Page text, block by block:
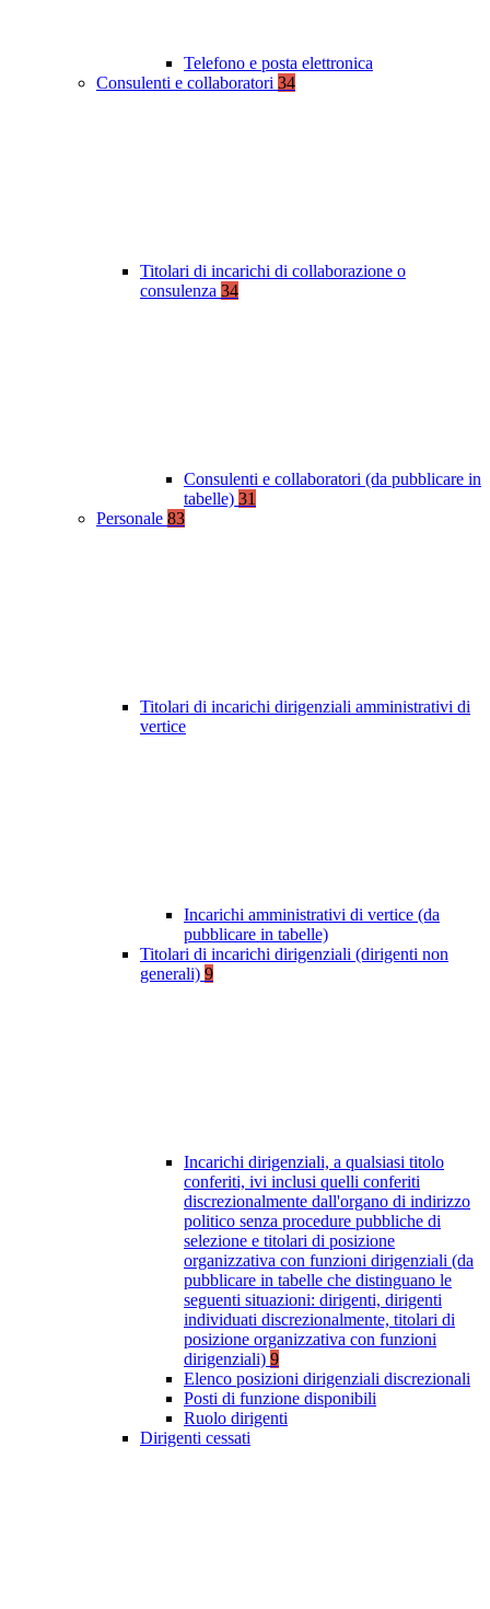
Telefono e posta elettronica
Consulenti e collaboratori 34
Titolari di incarichi di collaborazione o
consulenza 34
Consulenti e collaboratori (da pubblicare in
tabelle) 31
Personale 83
Titolari di incarichi dirigenziali amministrativi di
vertice
Incarichi amministrativi di vertice (da
pubblicare in tabelle)
Titolari di incarichi dirigenziali (dirigenti non
generali) 9
Incarichi dirigenziali, a qualsiasi titolo
conferiti, ivi inclusi quelli conferiti
discrezionalmente dall'organo di indirizzo
politico senza procedure pubbliche di
selezione e titolari di posizione
organizzativa con funzioni dirigenziali (da
pubblicare in tabelle che distinguano le
seguenti situazioni: dirigenti, dirigenti
individuati discrezionalmente, titolari di
posizione organizzativa con funzioni
dirigenziali) 9
Elenco posizioni dirigenziali discrezionali
Posti di funzione disponibili
Ruolo dirigenti
Dirigenti cessati